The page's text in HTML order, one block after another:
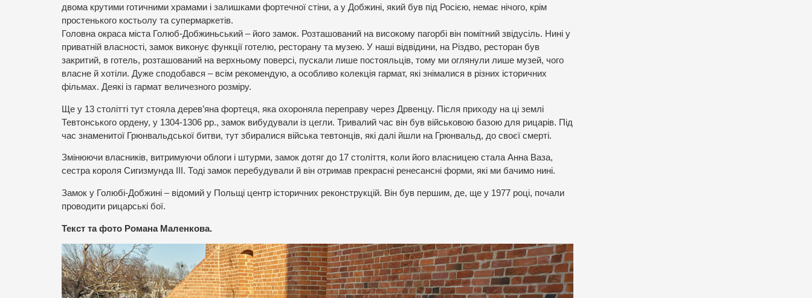
двома крутими готичними храмами і залишками фортечної стіни, а у Добжині, який був під Росією, немає нічого, крім
простенького костьолу та супермаркетів.
Головна окраса міста Голюб-Добжиньський – його замок. Розташований на високому пагорбі він помітний звідусіль. Нині у
приватній власності, замок виконує функції готелю, ресторану та музею. У наші відвідини, на Різдво, ресторан був
закритий, в готель, розташований на верхньому поверсі, пускали лише постояльців, тому ми оглянули лише музей, чого
власне й хотіли. Дуже сподобався – всім рекомендую, а особливо колекція гармат, які знімалися в різних історичних
фільмах. Деякі із гармат величезного розміру.
Ще у 13 столітті тут стояла дерев’яна фортеця, яка охороняла переправу через Дрвенцу. Після приходу на ці землі
Тевтонського ордену, у 1304-1306 рр., замок вибудували із цегли. Тривалий час він був військовою базою для рицарів. Під
час знаменитої Грюнвальдської битви, тут збиралися війська тевтонців, які далі йшли на Грюнвальд, до своєї смерті.
Змінюючи власників, витримуючи облоги і штурми, замок дотяг до 17 століття, коли його власницею стала Анна Ваза,
сестра короля Сигизмунда ІІІ. Тоді замок перебудували й він отримав прекрасні ренесансні форми, які ми бачимо нині.
Замок у Голюбі-Добжині – відомий у Польщі центр історичних реконструкцій. Він був першим, де, ще у 1977 році, почали
проводити рицарські бої.
Текст та фото Романа Маленкова.